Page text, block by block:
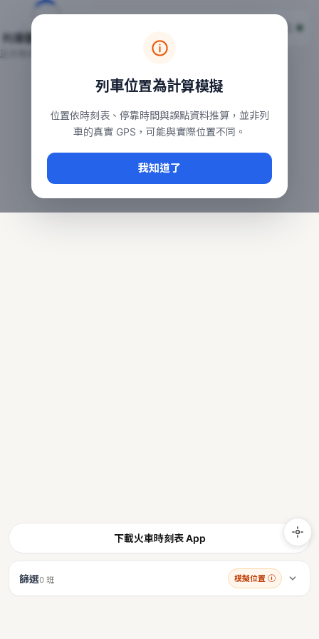
台鐵列車即時位置地圖
本頁顯示目前全台鐵運行中的列車位置，涵蓋自強、普悠瑪、
常用查詢：
、台中車站即時動態
台鐵即時動態
下載火車時刻表 App
篩選0 班 模擬位置 ⓘ
列車位置為計算模擬
位置依時刻表、停靠時間與誤點資料推算，並非列
車的真實 GPS，可能與實際位置不同。
我知道了
列車動態載入中…